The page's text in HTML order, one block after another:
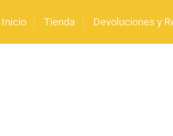
Inicio Tienda Devoluciones y